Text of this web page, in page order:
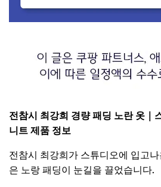
전참시 최강희 경량 패딩 노란 옷｜
니트 제품 정보
전참시 최강희가 스튜디오에 입고
은 노랑 패딩이 눈길을 끌었습니다.